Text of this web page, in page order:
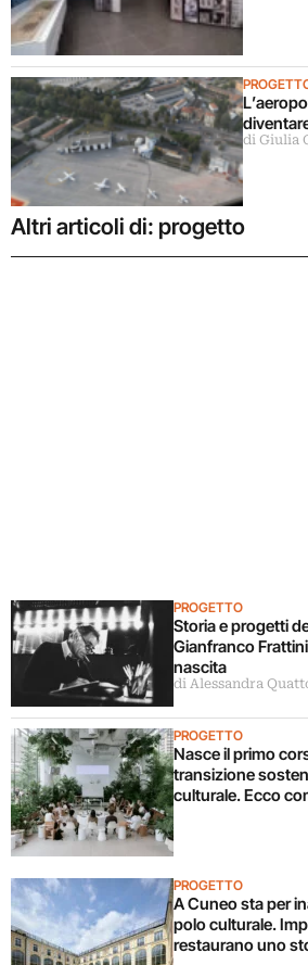
di Giulia
Altri articoli di: progetto
PROGETTO
Storia e progetti
Gianfranco
nascita
di Alessandra
PROGETTO
Nasce il primo
transizione
culturale. Ecco
PROGETTO
A Cuneo sta per
polo culturale.
restaurano uno